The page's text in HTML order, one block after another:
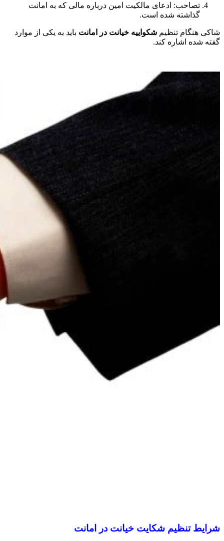
تصاحب: ادعای مالکیت امین درباره مالی که به امانت
گذاشته شده است.
شاکی هنگام تنظیم شکواییه خیانت در امانت باید به یکی از موارد
گفته شده اشاره کند.
شرایط تنظیم شکایت خیانت در امانت